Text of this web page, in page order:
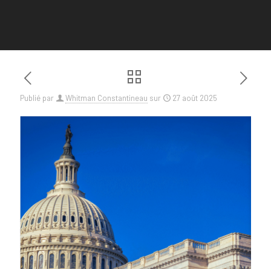
Publié par Whitman Constantineau sur 27 août 2025